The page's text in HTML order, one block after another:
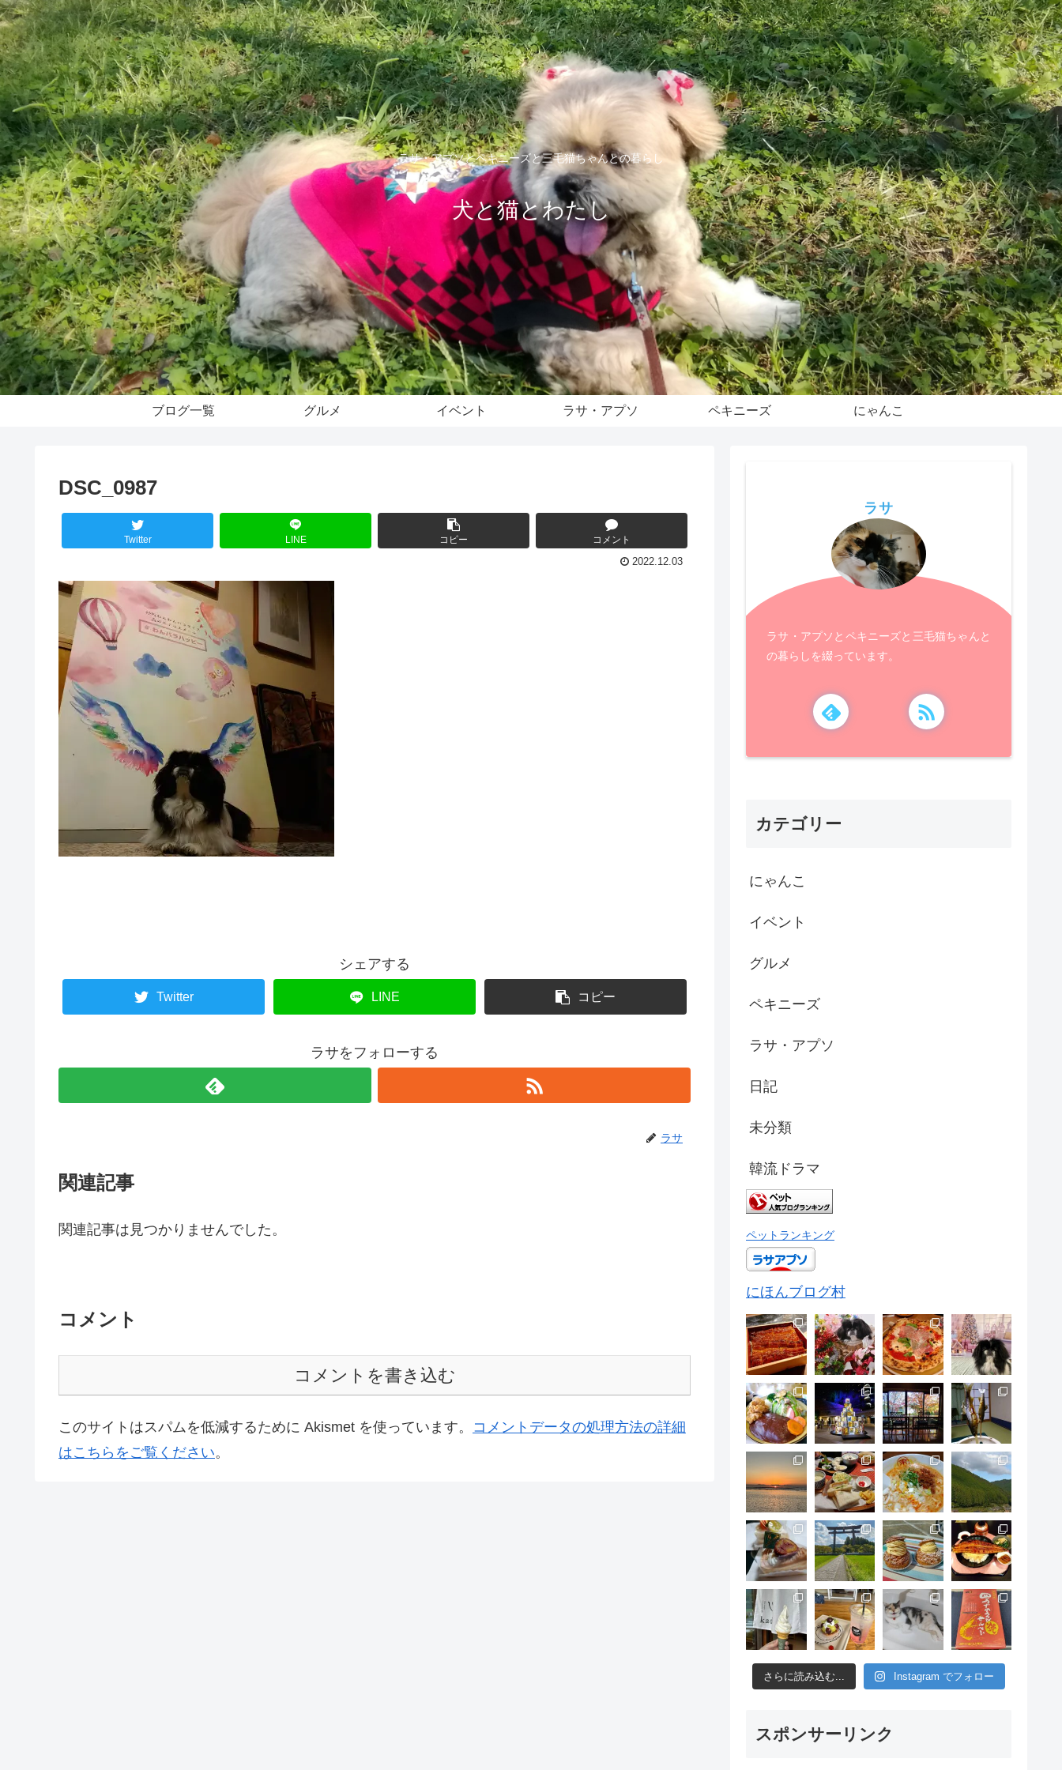
ラサ・アプソとペキニーズと三毛猫ちゃんとの暮らし
犬と猫とわたし
ブログ一覧 グルメ イベント ラサ・アプソ ペキニーズ にゃんこ
DSC_0987
Twitter LINE コピー コメント
2022.12.03
シェアする
Twitter LINE コピー
ラサをフォローする
ラサ
関連記事
関連記事は見つかりませんでした。
コメント
コメントを書き込む
このサイトはスパムを低減するために Akismet を使っています。 コメントデータの処理方法の詳細
はこちらをご覧ください。
ラサ
ラサ・アプソとペキニーズと三毛猫ちゃんと
の暮らしを綴っています。
カテゴリー
にゃんこ
イベント
グルメ
ペキニーズ
ラサ・アプソ
日記
未分類
韓流ドラマ
ペットランキング
にほんブログ村
さらに読み込む... Instagram でフォロー
スポンサーリンク